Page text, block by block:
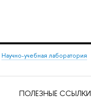
Научно-учебная лаборатория
ПОЛЕЗНЫЕ ССЫЛКИ